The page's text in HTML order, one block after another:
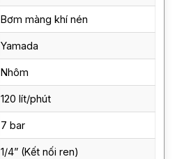
Bơm màng khí nén
Yamada
Nhôm
120 lít/phút
7 bar
1/4” (Kết nối ren)